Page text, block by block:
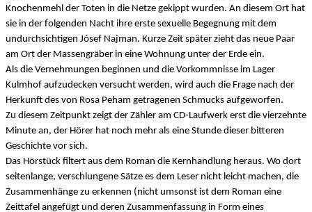
Knochenmehl der Toten in die Netze gekippt wurden. An diesem Ort hat
sie in der folgenden Nacht ihre erste sexuelle Begegnung mit dem
undurchsichtigen Jósef Najman. Kurze Zeit später zieht das neue Paar
am Ort der Massengräber in eine Wohnung unter der Erde ein.
Als die Vernehmungen beginnen und die Vorkommnisse im Lager
Kulmhof aufzudecken versucht werden, wird auch die Frage nach der
Herkunft des von Rosa Peham getragenen Schmucks aufgeworfen.
Zu diesem Zeitpunkt zeigt der Zähler am CD-Laufwerk erst die vierzehnte
Minute an, der Hörer hat noch mehr als eine Stunde dieser bitteren
Geschichte vor sich.
Das Hörstück filtert aus dem Roman die Kernhandlung heraus. Wo dort
seitenlange, verschlungene Sätze es dem Leser nicht leicht machen, die
Zusammenhänge zu erkennen (nicht umsonst ist dem Roman eine
Zeittafel angefügt und deren Zusammenfassung in Form eines